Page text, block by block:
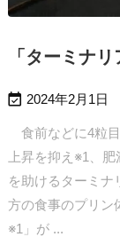
「ターミナ
 2024年2月1日
食前などに4粒
上昇を抑え※1、
を助けるターミナ
方の食事のプリン
※1」が ...